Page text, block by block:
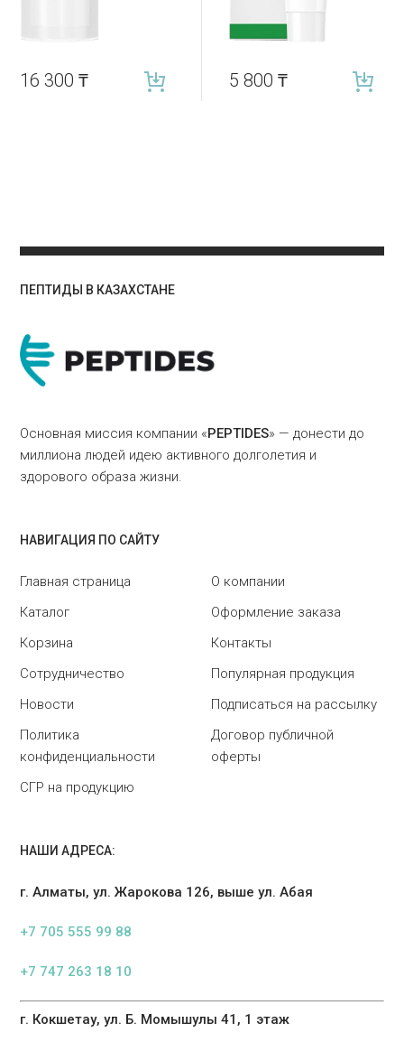
16 300₸ 5 800 ₸
ПЕПТИДЫ В КАЗАХСТАНЕ
Основная миссия компании «PEPTIDES» — донести до
миллиона людей идею активного долголетия и
здорового образа жизни.
НАВИГАЦИЯ ПО САЙТУ
Главная страница
О компании
Каталог
Оформление заказа
Корзина
Контакты
Сотрудничество
Популярная продукция
Новости
Подписаться на рассылку
Политика
конфиденциальности
Договор публичной
оферты
СГР на продукцию
НАШИ АДРЕСА:
г. Алматы, ул. Жарокова 126, выше ул. Абая
+7 705 555 99 88
+7 747 263 18 10
г. Кокшетау, ул. Б. Момышулы 41, 1 этаж